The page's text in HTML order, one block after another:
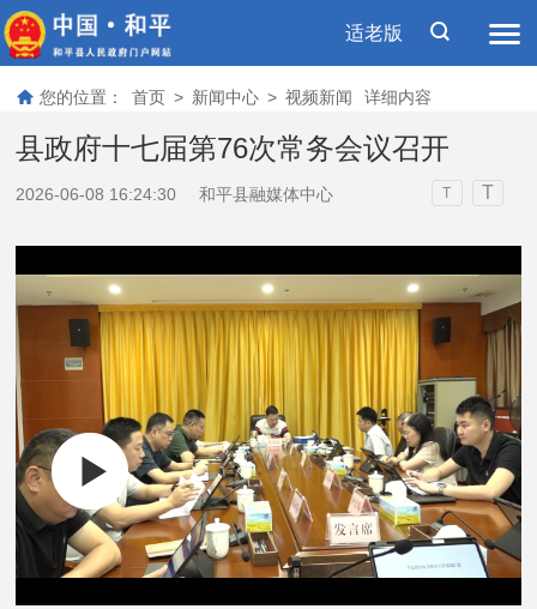
适老版
您的位置： 首页 > 新闻中心 > 视频新闻 详细内容
县政府十七届第76次常务会议召开
2026-06-08 16:24:30 和平县融媒体中心 T T